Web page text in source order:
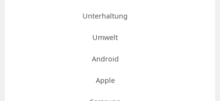
Unterhaltung
Umwelt
Android
Apple